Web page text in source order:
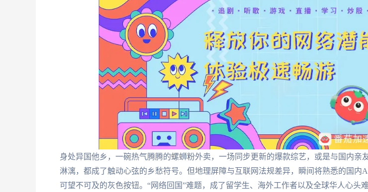
身处异国他乡，一碗热气腾腾的螺蛳粉外卖，一场同步更新的爆款综艺，或是与国内亲
淋漓，都成了触动心弦的乡愁符号。但地理屏障与互联网法规差异，瞬间将熟悉的国内
可望不可及的灰色按钮。“网络回国”难题，成了留学生、海外工作者以及全球华人心头